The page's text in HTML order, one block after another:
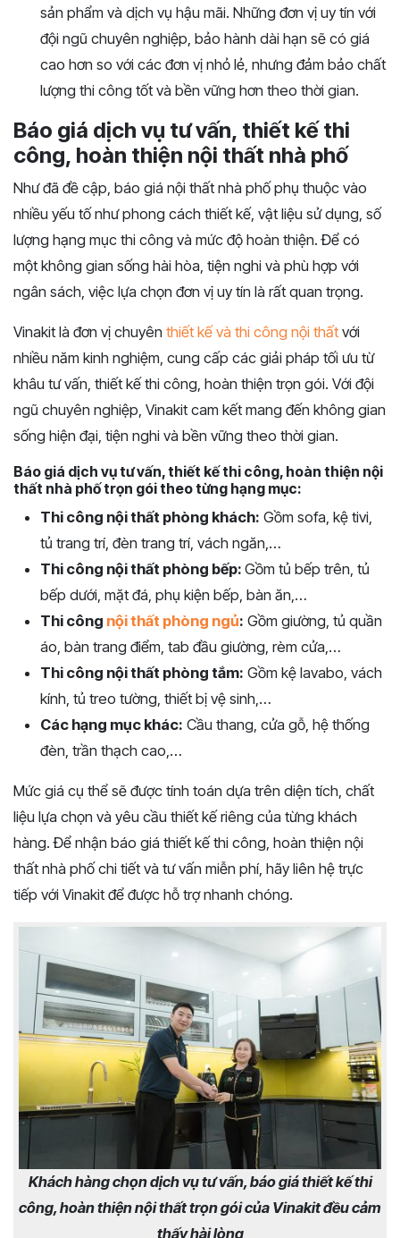
sản phẩm và dịch vụ hậu mãi. Những đơn vị uy tín với
đội ngũ chuyên nghiệp, bảo hành dài hạn sẽ có giá
cao hơn so với các đơn vị nhỏ lẻ, nhưng đảm bảo chất
lượng thi công tốt và bền vững hơn theo thời gian.
Báo giá dịch vụ tư vấn, thiết kế thi
công, hoàn thiện nội thất nhà phố
Như đã đề cập, báo giá nội thất nhà phố phụ thuộc vào
nhiều yếu tố như phong cách thiết kế, vật liệu sử dụng, số
lượng hạng mục thi công và mức độ hoàn thiện. Để có
một không gian sống hài hòa, tiện nghi và phù hợp với
ngân sách, việc lựa chọn đơn vị uy tín là rất quan trọng.
Vinakit là đơn vị chuyên thiết kế và thi công nội thất với
nhiều năm kinh nghiệm, cung cấp các giải pháp tối ưu từ
khâu tư vấn, thiết kế thi công, hoàn thiện trọn gói. Với đội
ngũ chuyên nghiệp, Vinakit cam kết mang đến không gian
sống hiện đại, tiện nghi và bền vững theo thời gian.
Báo giá dịch vụ tư vấn, thiết kế thi công, hoàn thiện nội
thất nhà phố trọn gói theo từng hạng mục:
Thi công nội thất phòng khách: Gồm sofa, kệ tivi,
tủ trang trí, đèn trang trí, vách ngăn,…
Thi công nội thất phòng bếp: Gồm tủ bếp trên, tủ
bếp dưới, mặt đá, phụ kiện bếp, bàn ăn,…
Thi công nội thất phòng ngủ: Gồm giường, tủ quần
áo, bàn trang điểm, tab đầu giường, rèm cửa,…
Thi công nội thất phòng tắm: Gồm kệ lavabo, vách
kính, tủ treo tường, thiết bị vệ sinh,…
Các hạng mục khác: Cầu thang, cửa gỗ, hệ thống
đèn, trần thạch cao,…
Mức giá cụ thể sẽ được tính toán dựa trên diện tích, chất
liệu lựa chọn và yêu cầu thiết kế riêng của từng khách
hàng. Để nhận báo giá thiết kế thi công, hoàn thiện nội
thất nhà phố chi tiết và tư vấn miễn phí, hãy liên hệ trực
tiếp với Vinakit để được hỗ trợ nhanh chóng.
Khách hàng chọn dịch vụ tư vấn, báo giá thiết kế thi
công, hoàn thiện nội thất trọn gói của Vinakit đều cảm
thấy hài lòng